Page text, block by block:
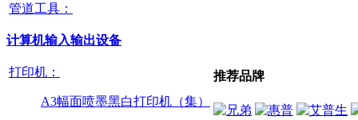
管道工具：
计算机输入输出设备
打印机：
A3幅面喷墨黑白打印机（集）
推荐品牌